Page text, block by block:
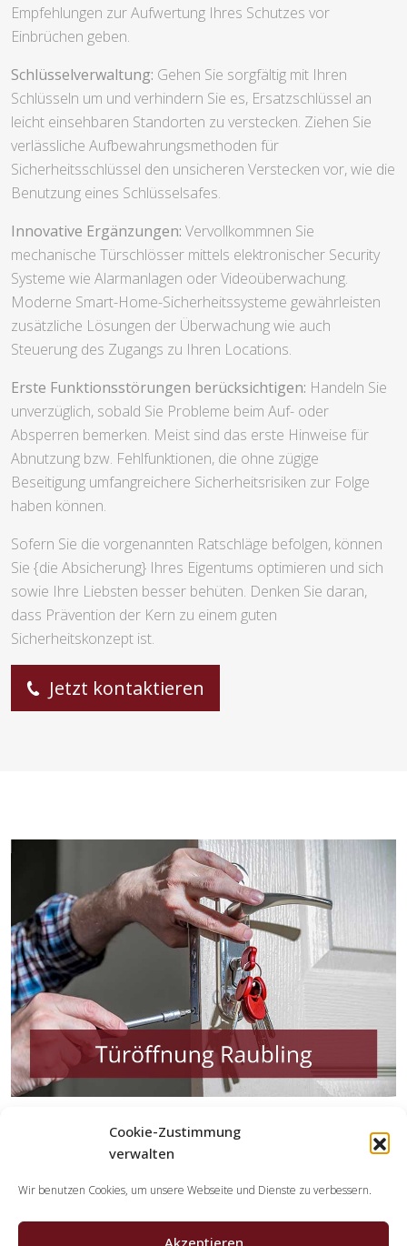
Cookie-Zustimmung
verwalten
Wir benutzen Cookies, um unsere Webseite und Dienste zu verbessern.
Akzeptieren
Empfehlungen zur Aufwertung Ihres Schutzes vor
Einbrüchen geben.
Schlüsselverwaltung: Gehen Sie sorgfältig mit Ihren
Schlüsseln um und verhindern Sie es, Ersatzschlüssel an
leicht einsehbaren Standorten zu verstecken. Ziehen Sie
verlässliche Aufbewahrungsmethoden für
Sicherheitsschlüssel den unsicheren Verstecken vor, wie die
Benutzung eines Schlüsselsafes.
Innovative Ergänzungen: Vervollkommnen Sie
mechanische Türschlösser mittels elektronischer Security
Systeme wie Alarmanlagen oder Videoüberwachung.
Moderne Smart-Home-Sicherheitssysteme gewährleisten
zusätzliche Lösungen der Überwachung wie auch
Steuerung des Zugangs zu Ihren Locations.
Erste Funktionsstörungen berücksichtigen: Handeln Sie
unverzüglich, sobald Sie Probleme beim Auf- oder
Absperren bemerken. Meist sind das erste Hinweise für
Abnutzung bzw. Fehlfunktionen, die ohne zügige
Beseitigung umfangreichere Sicherheitsrisiken zur Folge
haben können.
Sofern Sie die vorgenannten Ratschläge befolgen, können
Sie {die Absicherung} Ihres Eigentums optimieren und sich
sowie Ihre Liebsten besser behüten. Denken Sie daran,
dass Prävention der Kern zu einem guten
Sicherheitskonzept ist.
Jetzt kontaktieren
Welche Tätigkeiten übernehmen die
Kooperationspartner der Schlüsseldienst
Die Kooperationspartner übernehmen jegliche Aufgaben,
welche Sie von einem Schlüsselservice erwarten. Hierzu